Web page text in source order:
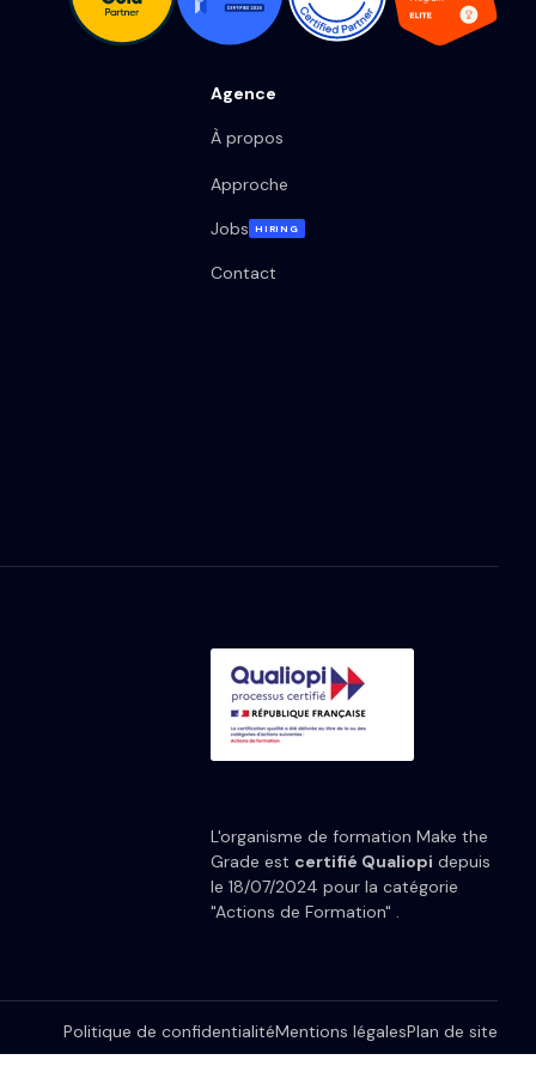
Agence
À propos
Approche
Jobs HIRING
Contact
L'organisme de formation Make the
Grade est certifié Qualiopi depuis
le 18/07/2024 pour la catégorie
"Actions de Formation" .
Politique de confidentialitéMentions légalesPlan de site